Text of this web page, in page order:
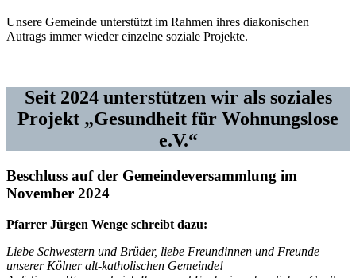
Unsere Gemeinde unterstützt im Rahmen ihres diakonischen
Autrags immer wieder einzelne soziale Projekte.
Seit 2024 unterstützen wir als soziales
Projekt „Gesundheit für Wohnungslose
e.V.“
Beschluss auf der Gemeindeversammlung im
November 2024
Pfarrer Jürgen Wenge schreibt dazu:
Liebe Schwestern und Brüder, liebe Freundinnen und Freunde
unserer Kölner alt-katholischen Gemeinde!